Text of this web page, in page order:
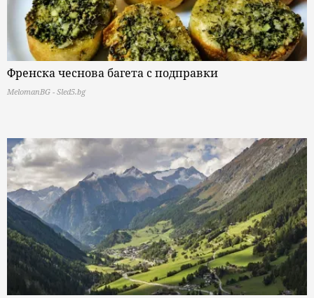
Френска чеснова багета с подправки
MelomanBG - Sled5.bg